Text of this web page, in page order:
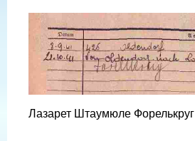
Лазарет Штаумюле Форелькруг